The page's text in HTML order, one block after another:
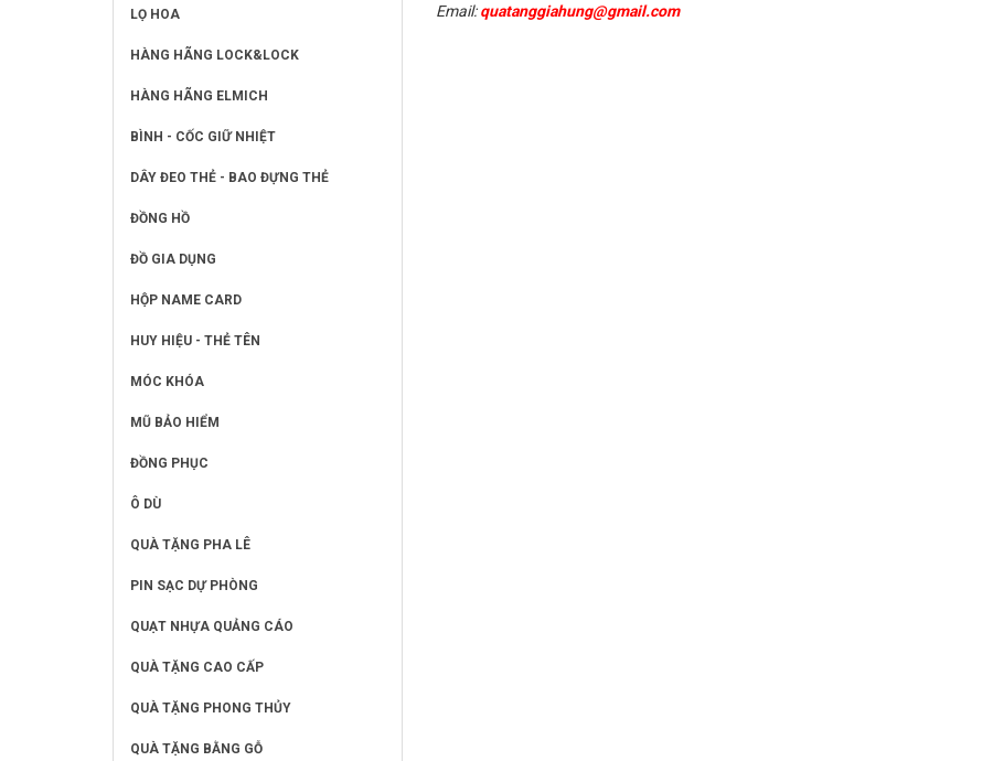
Email: quatanggiahung@gmail.com
LỌ HOA
HÀNG HÃNG LOCK&LOCK
HÀNG HÃNG ELMICH
BÌNH - CỐC GIỮ NHIỆT
DÂY ĐEO THẺ - BAO ĐỰNG THẺ
ĐỒNG HỒ
ĐỒ GIA DỤNG
HỘP NAME CARD
HUY HIỆU - THẺ TÊN
MÓC KHÓA
MŨ BẢO HIỂM
ĐỒNG PHỤC
Ô DÙ
QUÀ TẶNG PHA LÊ
PIN SẠC DỰ PHÒNG
QUẠT NHỰA QUẢNG CÁO
QUÀ TẶNG CAO CẤP
QUÀ TẶNG PHONG THỦY
QUÀ TẶNG BẰNG GỖ